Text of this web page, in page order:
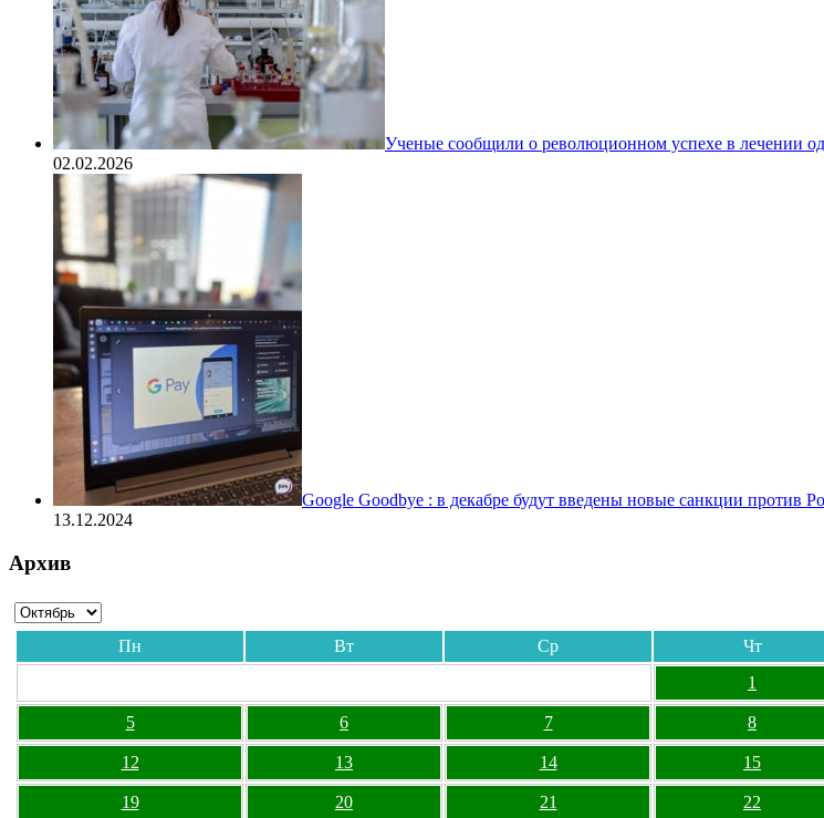
Ученые сообщили о революционном успехе в лечении
02.02.2026
Google Goodbye : в декабре будут введены новые санкции против
13.12.2024
Архив
Пн Вт Ср Чт
1
5 6 7 8
12 13 14 15
19 20 21 22